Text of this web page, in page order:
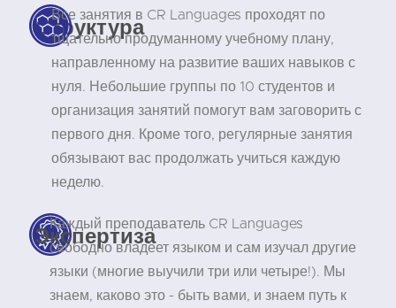
Структура
Все занятия в CR Languages проходят по
тщательно продуманному учебному плану,
направленному на развитие ваших навыков с
нуля. Небольшие группы по 10 студентов и
организация занятий помогут вам заговорить с
первого дня. Кроме того, регулярные занятия
обязывают вас продолжать учиться каждую
неделю.
Экспертиза
Каждый преподаватель CR Languages
свободно владеет языком и сам изучал другие
языки (многие выучили три или четыре!). Мы
знаем, каково это - быть вами, и знаем путь к